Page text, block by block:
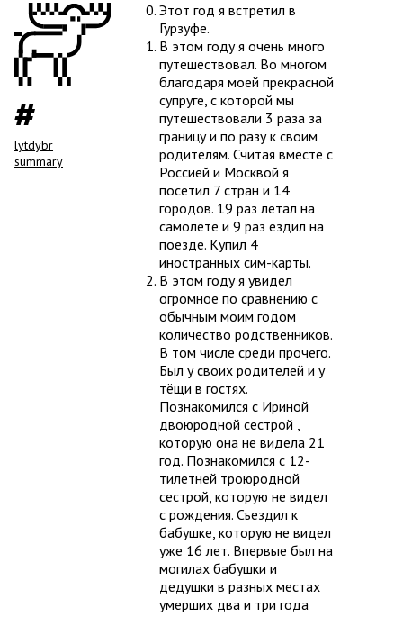
lytdybr
summary
Этот год я встретил в
Гурзуфе.
В этом году я очень много
путешествовал. Во многом
благодаря моей прекрасной
супруге, с которой мы
путешествовали 3 раза за
границу и по разу к своим
родителям. Считая вместе с
Россией и Москвой я
посетил 7 стран и 14
городов. 19 раз летал на
самолёте и 9 раз ездил на
поезде. Купил 4
иностранных сим-карты.
В этом году я увидел
огромное по сравнению с
обычным моим годом
количество родственников.
В том числе среди прочего.
Был у своих родителей и у
тёщи в гостях.
Познакомился с Ириной
двоюродной сестрой ,
которую она не видела 21
год. Познакомился с 12-
тилетней троюродной
сестрой, которую не видел
с рождения. Съездил к
бабушке, которую не видел
уже 16 лет. Впервые был на
могилах бабушки и
дедушки в разных местах
умерших два и три года